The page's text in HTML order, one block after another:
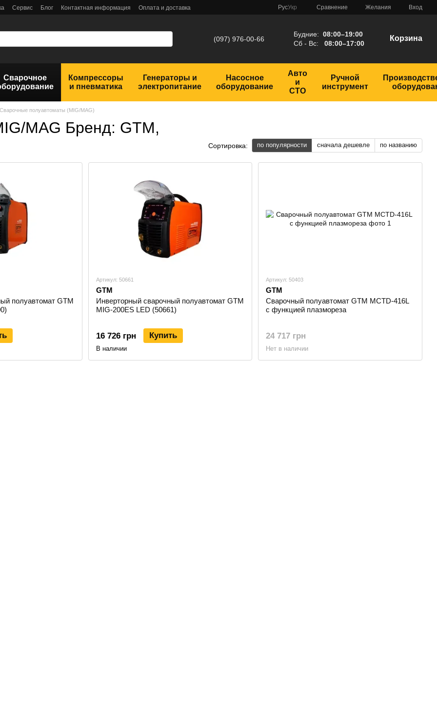
Сервис Блог Контактная информация
Оплата и доставка
РусУкр Сравнение Желания Вход
(097) 976-00-66
Будние: 08:00–19:00
Сб - Вс: 08:00–17:00
Корзина
Сварочное
Компрессоры
и пневматика
Генераторы и
электропитание
Насосное
оборудование
Авто
и
СТО
Ручной
инструмент
Сварочные полуавтоматы (MIG/MAG)
MAG Бренд: GTM,
Сортировка: по популярности сначала дешевле по названию
полуавтомат GTM
Артикул: 50661
GTM
Инверторный сварочный полуавтомат GTM
MIG-200ES LED (50661)
16 726 грн Купить
В наличии
Артикул: 50403
GTM
Сварочный полуавтомат GTM MCTD-416L
с функцией плазмореза
24 717 грн
Нет в наличии